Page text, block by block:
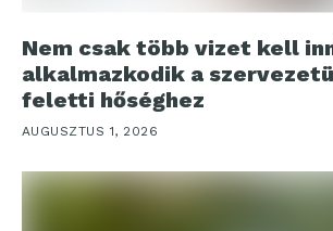
Nem csak több vizet kell
alkalmazkodik a
feletti hőséghez
AUGUSZTUS 1, 2026